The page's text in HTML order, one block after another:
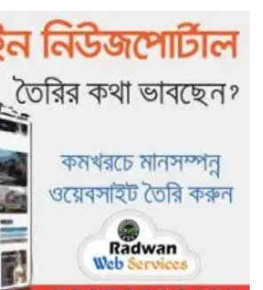
আটকে পড়া ১০ পর্যটককে উদ্ধার করল
পুলিশ ও ফায়ার সার্ভিস
গাছ না কেটে আমাদের পুড়িয়ে মারলে
ভালো হতো’: বন বিভাগের নিষ্ঠুরতায়
নিঃস্ব কৃষক